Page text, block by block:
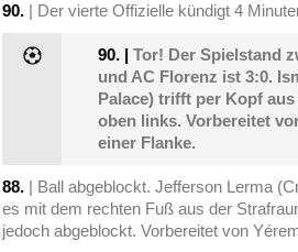
90. | Der vierte Offizielle kündigt 4
90. |Tor! Der Spielstand
und AC Florenz ist 3:0.
Palace) trifft per Kopf
oben links. Vorbereitet
einer Flanke.
88. | Ball abgeblockt. Jefferson Lerma
es mit dem rechten Fuß aus der
jedoch abgeblockt. Vorbereitet von